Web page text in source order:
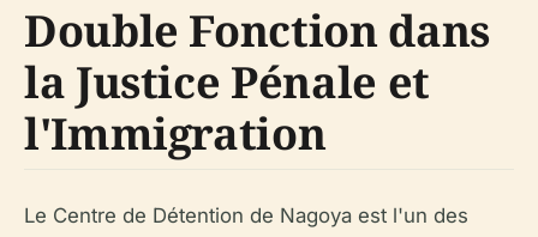
Double Fonction dans
la Justice Pénale et
l'Immigration
Le Centre de Détention de Nagoya est l'un des